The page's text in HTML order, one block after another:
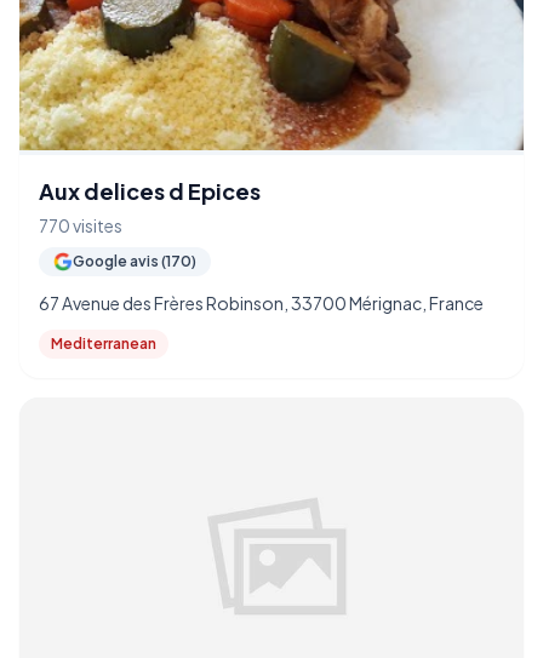
Aux delices d Epices
770 visites
Google avis (170)
67 Avenue des Frères Robinson, 33700 Mérignac, France
Mediterranean